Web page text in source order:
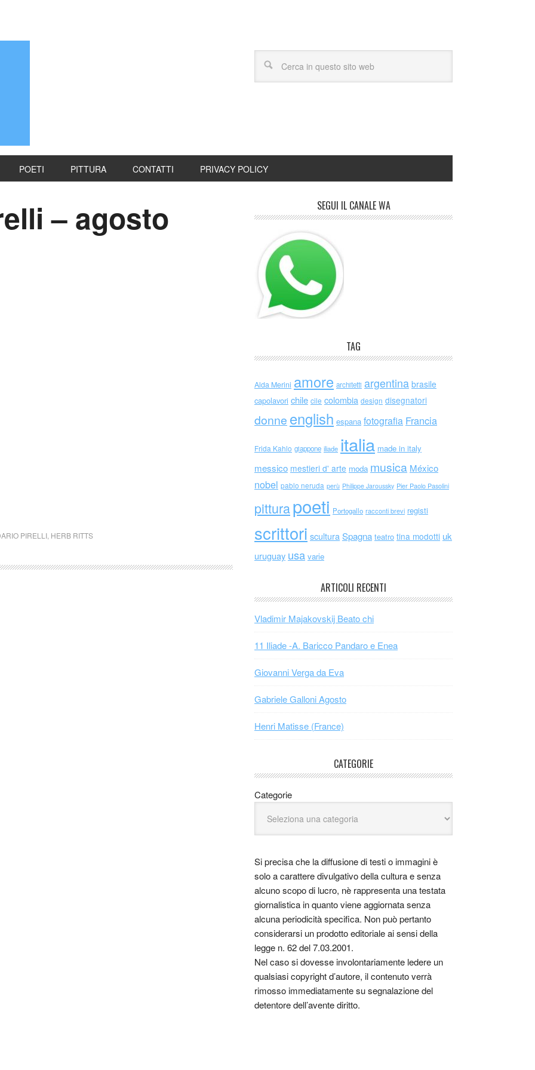
POETI PITTURA CONTATTI PRIVACY POLICY
– agosto
PIRELLI HERB RITTS
SEGUI IL CANALE WA
TAG
Alda Merini amore architetti argentina brasile
capolavori chile cile colombia design disegnatori
donne english espana fotografia Francia
Frida Kahlo giappone iliade italia made in italy
messico mestieri d' arte moda musica México
nobel pablo neruda perù Philippe Jaroussky Pier Paolo Pasolini
pitturapoeti Portogallo racconti brevi registi
scrittori scultura Spagna teatro tina modotti uk
uruguay usa varie
ARTICOLI RECENTI
Vladimir Majakovskij Beato chi
11 Iliade -A. Baricco Pandaro e Enea
Giovanni Verga da Eva
Gabriele Galloni Agosto
Henri Matisse (France)
CATEGORIE
Categorie
Si precisa che la diffusione di testi o immagini è
solo a carattere divulgativo della cultura e senza
alcuno scopo di lucro, nè rappresenta una testata
giornalistica in quanto viene aggiornata senza
alcuna periodicità specifica. Non può pertanto
considerarsi un prodotto editoriale ai sensi della
legge n. 62 del 7.03.2001.
Nel caso si dovesse involontariamente ledere un
qualsiasi copyright d’autore, il contenuto verrà
rimosso immediatamente su segnalazione del
detentore dell’avente diritto.